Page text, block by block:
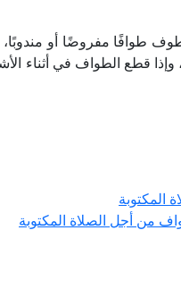
طوافًا مفروضًا أو
قطع الطواف في أثناء
من أجل الصلاة المكتوبة